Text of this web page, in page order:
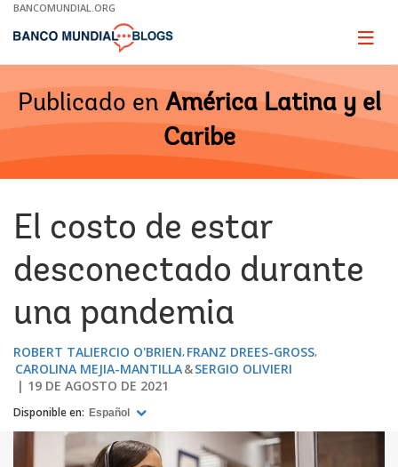
Skip
Main
BANCOMUNDIAL.ORG
Page
Publicado en América Latina y el
Caribe
El costo de estar
desconectado durante
una pandemia
ROBERT TALIERCIO O'BRIEN FRANZ DREES-GROSS
CAROLINA MEJIA-MANTILLA
SERGIO OLIVIERI
19 DE AGOSTO DE 2021
Disponible en: Español